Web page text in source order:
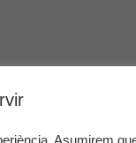
Asumirem